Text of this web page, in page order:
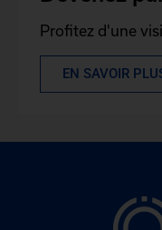
Profitez d'une
EN SAVOIR